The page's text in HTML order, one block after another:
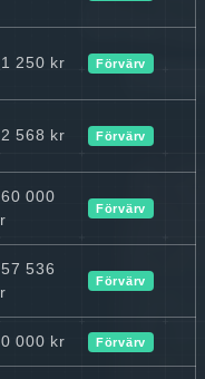
250 kr Förvärv
568 kr Förvärv
000
Förvärv
536
Förvärv
000 kr Förvärv